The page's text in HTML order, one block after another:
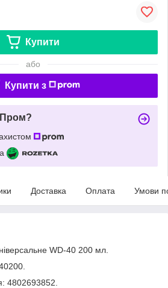
Купити
або
Купити з
Пром?
Доставка Оплата Умови
WD-40 200 мл.
4802693852.